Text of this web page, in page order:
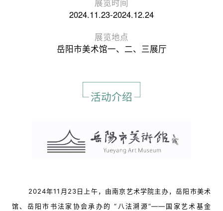
展览时间
2024.11.23-2024.12.24
展览地点
岳阳市美术馆一、二、三展厅
活动介绍
2024年11月23日上午，由南京艺术学院主办，岳阳市美术
馆、岳阳市书法家协会承办的 “八法溯源”——国家艺术基金